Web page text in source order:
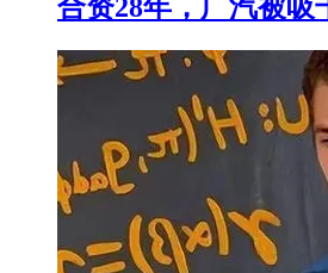
合资28年，广汽被吸